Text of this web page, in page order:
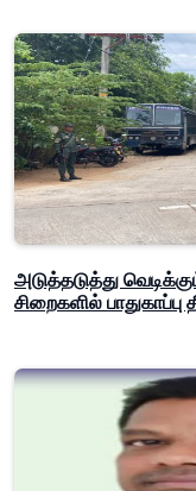
அடுத்தடுத்து
சிறைகளில் பாதுகாப்பு